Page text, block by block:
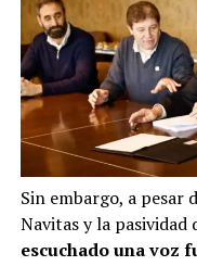
Sin embargo, a pesar
Navitas y la
escuchado una voz